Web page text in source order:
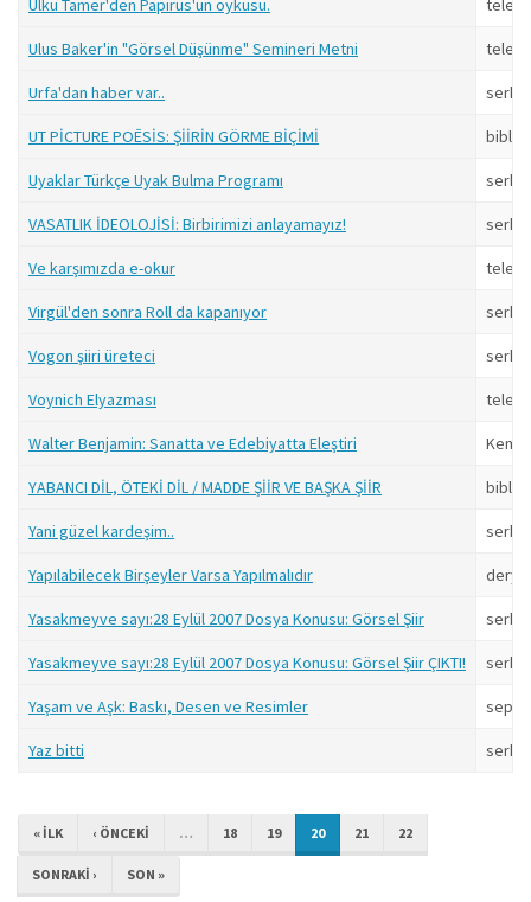
Ülkü Tamer'den Papirüs'ün öyküsü.
Ulus Baker'in "Görsel Düşünme" Semineri Metni
Urfa'dan haber var..
UT PİCTURE POĒSİS: ŞİİRİN GÖRME BİÇİMİ
Uyaklar Türkçe Uyak Bulma Programı
VASATLIK İDEOLOJİSİ: Birbirimizi anlayamayız!
Ve karşımızda e-okur
Virgül'den sonra Roll da kapanıyor
Vogon şiiri üreteci
Voynich Elyazması
Walter Benjamin: Sanatta ve Edebiyatta Eleştiri
YABANCI DİL, ÖTEKİ DİL / MADDE ŞİİR VE BAŞKA ŞİİR
Yani güzel kardeşim..
Yapılabilecek Birşeyler Varsa Yapılmalıdır derya
Yasakmeyve sayı:28 Eylül 2007 Dosya Konusu: Görsel Şiir
Yasakmeyve sayı:28 Eylül 2007 Dosya Konusu: Görsel Şiir ÇIKTI!
Yaşam ve Aşk: Baskı, Desen ve Resimler sepp
Yaz bitti
« ILK ‹ ÖNCEKI … 18 19 20 21 22
SONRAKI › SON »